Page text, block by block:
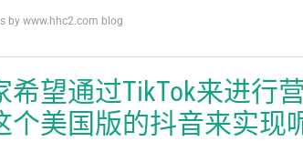
by www.hhc2.com blog
希望通过TikTok来进行
个美国版的抖音来实现